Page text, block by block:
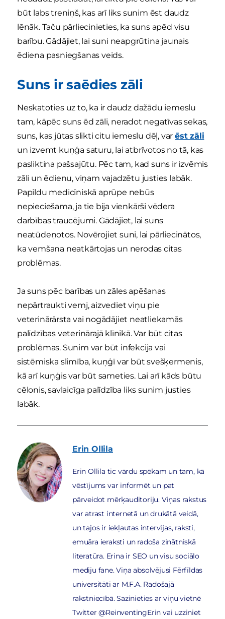
būt labs treniņš, kas arī liks sunim ēst daudz
lēnāk. Taču pārliecinieties, ka suns apēd visu
barību. Gādājiet, lai suni neapgrūtina jaunais
ēdiena pasniegšanas veids.
Suns ir saēdies zāli
Neskatoties uz to, ka ir daudz dažādu iemeslu
tam, kāpēc suns ēd zāli, neradot negatīvas sekas,
suns, kas jūtas slikti citu iemeslu dēļ, var ēst zāli
un izvemt kuņģa saturu, lai atbrīvotos no tā, kas
pasliktina pašsajūtu. Pēc tam, kad suns ir izvēmis
zāli un ēdienu, viņam vajadzētu justies labāk.
Papildu medicīniskā aprūpe nebūs
nepieciešama, ja tie bija vienkārši vēdera
darbības traucējumi. Gādājiet, lai suns
neatūdeņotos. Novērojiet suni, lai pārliecinātos,
ka vemšana neatkārtojas un nerodas citas
problēmas.
Ja suns pēc barības un zāles apēšanas
nepārtraukti vemj, aizvediet viņu pie
veterinārārsta vai nogādājiet neatliekamās
palīdzības veterinārajā klīnikā. Var būt citas
problēmas. Sunim var būt infekcija vai
sistēmiska slimība, kuņģī var būt svešķermenis,
kā arī kuņģis var būt sameties. Lai arī kāds būtu
cēlonis, savlaicīga palīdzība liks sunim justies
labāk.
Erin Ollila
Erin Ollila tic vārdu spēkam un tam, kā
vēstījums var informēt un pat
pārveidot mērķauditoriju. Viņas rakstus
var atrast internetā un drukātā veidā,
un tajos ir iekļautas intervijas, raksti,
emuāra ieraksti un radoša zinātniskā
literatūra. Erina ir SEO un visu sociālo
mediju fane. Viņa absolvējusi Fērfīldas
universitāti ar M.F.A. Radošajā
rakstniecībā. Sazinieties ar viņu vietnē
Twitter @ReinventingErin vai uzziniet